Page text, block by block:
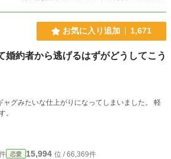
お気に入り追加 1,671
婚約者から逃げるはずがどうしてこう
ャグみたいな仕上がりになってしまいました。 軽
。
恋愛 15,994 位 / 66,369件